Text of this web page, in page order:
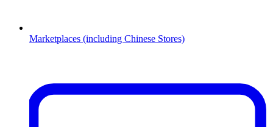
Marketplaces (including Chinese Stores)